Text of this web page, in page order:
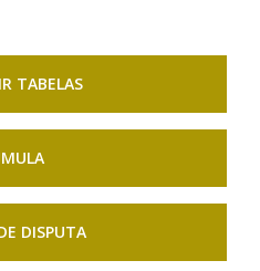
TABELAS
DISPUTA